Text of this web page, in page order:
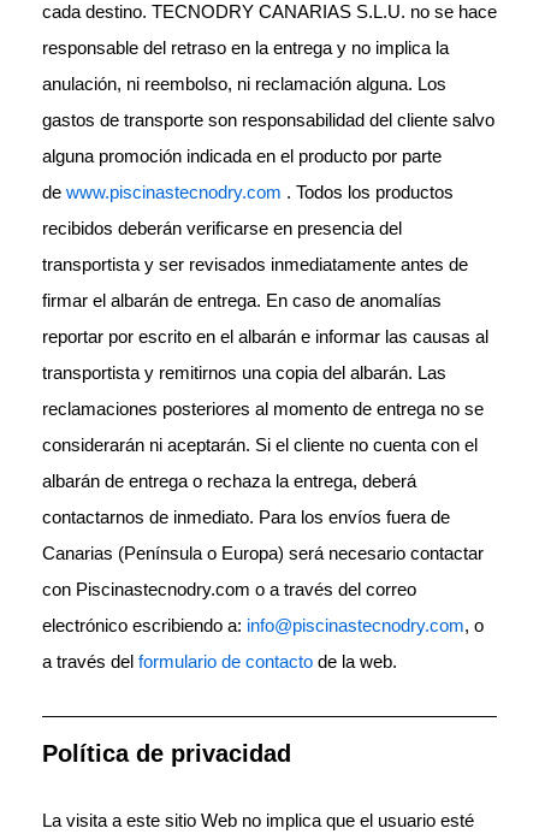
cada destino. TECNODRY CANARIAS S.L.U. no se hace
responsable del retraso en la entrega y no implica la
anulación, ni reembolso, ni reclamación alguna. Los
gastos de transporte son responsabilidad del cliente salvo
alguna promoción indicada en el producto por parte
de www.piscinastecnodry.com . Todos los productos
recibidos deberán verificarse en presencia del
transportista y ser revisados inmediatamente antes de
firmar el albarán de entrega. En caso de anomalías
reportar por escrito en el albarán e informar las causas al
transportista y remitirnos una copia del albarán. Las
reclamaciones posteriores al momento de entrega no se
considerarán ni aceptarán. Si el cliente no cuenta con el
albarán de entrega o rechaza la entrega, deberá
contactarnos de inmediato. Para los envíos fuera de
Canarias (Península o Europa) será necesario contactar
con Piscinastecnodry.com o a través del correo
electrónico escribiendo a: info@piscinastecnodry.com, o
a través del formulario de contacto de la web.
Política de privacidad
La visita a este sitio Web no implica que el usuario esté